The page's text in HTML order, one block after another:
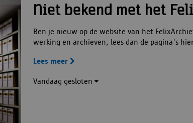
Niet bekend met het
Ben je nieuw op de website van het
werking en archieven, lees dan de pagina's
Lees meer
Vandaag gesloten